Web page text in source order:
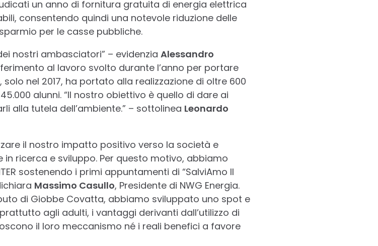
un anno di fornitura gratuita di energia elettrica
consentendo quindi una notevole riduzione delle
per le casse pubbliche.
nostri ambasciatori” – evidenzia Alessandro
al lavoro svolto durante l’anno per portare
solo nel 2017, ha portato alla realizzazione di oltre 600
alunni. “Il nostro obiettivo è quello di dare ai
alla tutela dell’ambiente.” – sottolinea Leonardo
il nostro impatto positivo verso la società e
in ricerca e sviluppo. Per questo motivo, abbiamo
sostenendo i primi appuntamenti di “SalviAmo Il
Massimo Casullo, Presidente di NWG Energia.
di Giobbe Covatta, abbiamo sviluppato uno spot e
agli adulti, i vantaggi derivanti dall’utilizzo di
il loro meccanismo né i reali benefici a favore